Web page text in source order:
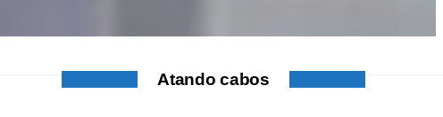
Atando cabos